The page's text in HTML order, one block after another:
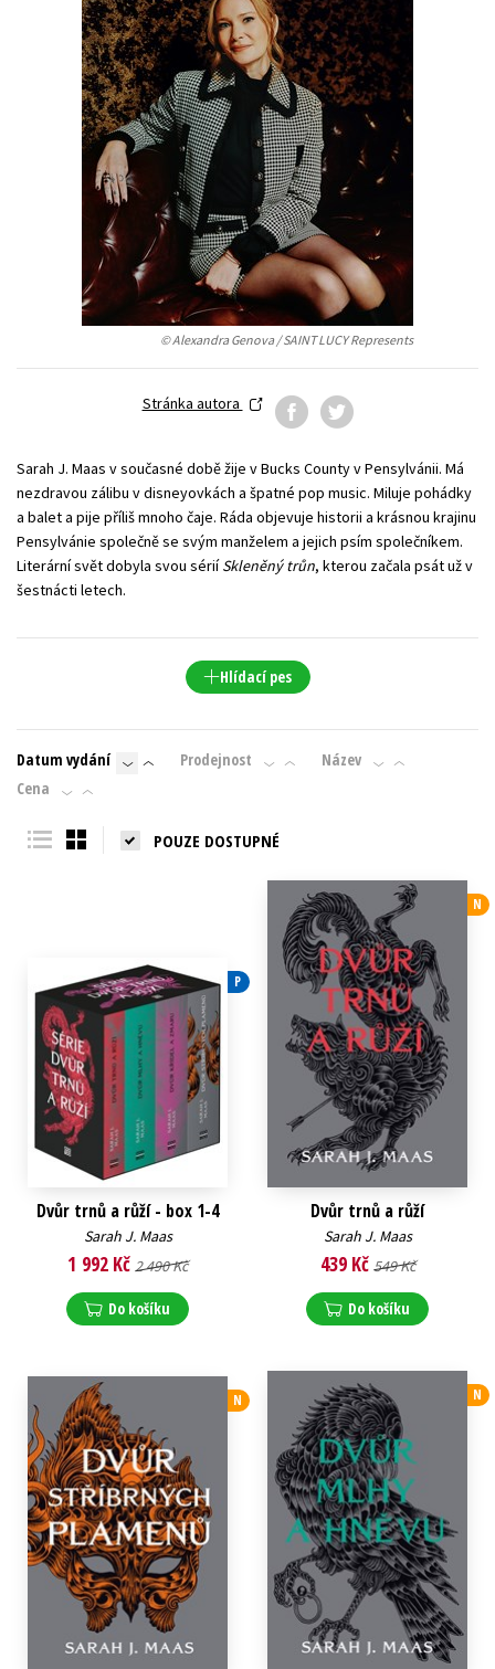
Young adult (SK)
Zahraniční literatura Zdraví a životní styl
Všechny tituly
© Alexandra Genova / SAINT LUCY Represents
Stránka autora
Sarah J. Maas v současné době žije v Bucks County v Pensylvánii. Má
nezdravou zálibu v disneyovkách a špatné pop music. Miluje pohádky
a balet a pije příliš mnoho čaje. Ráda objevuje historii a krásnou krajinu
Pensylvánie společně se svým manželem a jejich psím společníkem.
Literární svět dobyla svou sériíSkleněný trůn, kterou začala psát už v
šestnácti letech.
Hlídací pes
Datum vydání Prodejnost
Název
Cena
POUZE DOSTUPNÉ
P
Dvůr trnů a růží - box 1-4
Sarah J. Maas
1 992 Kč 2 490 Kč
Do košíku
N
Dvůr trnů a růží
Sarah J. Maas
439 Kč 549 Kč
Do košíku
N N